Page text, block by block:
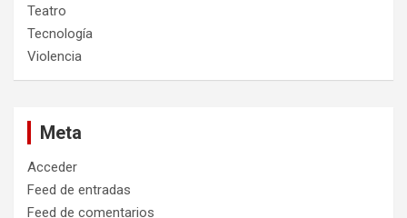
Teatro
Tecnología
Violencia
Meta
Acceder
Feed de entradas
Feed de comentarios